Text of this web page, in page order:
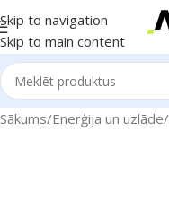
Skip to navigation
Skip to main content
Sākums/Enerģija un uzlāde/